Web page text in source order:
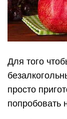
Для того
просто
попробовать